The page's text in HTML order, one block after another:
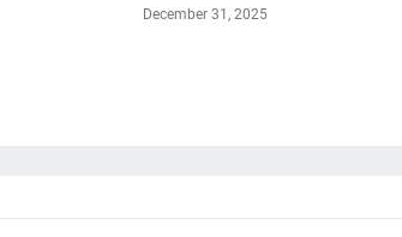
December 31, 2025